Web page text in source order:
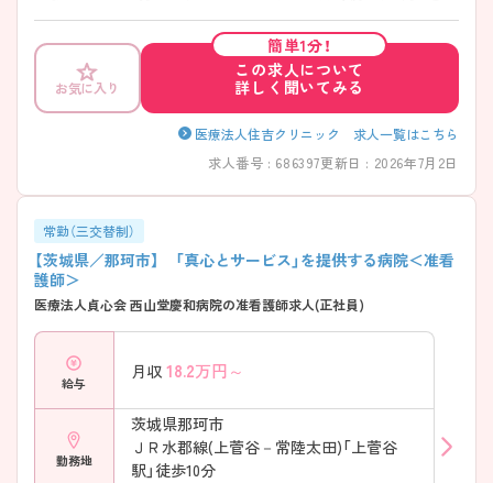
す。 福利厚生として社員旅行に行くことができるのも魅力の一つです。
お気に入り
簡単1分！
この求人について
詳しく聞いてみる
医療法人住吉クリニック 求人一覧はこちら
求人番号 : 686397更新日 : 2026年7月2日
常勤（三交替制）
【茨城県／那珂市】 「真心とサービス」を提供する病院＜准看
護師＞
医療法人貞心会 西山堂慶和病院の准看護師求人(正社員)
給与
月収 18.2万円～
勤務地
茨城県那珂市
ＪＲ水郡線(上菅谷－常陸太田)「上菅谷
駅」徒歩10分